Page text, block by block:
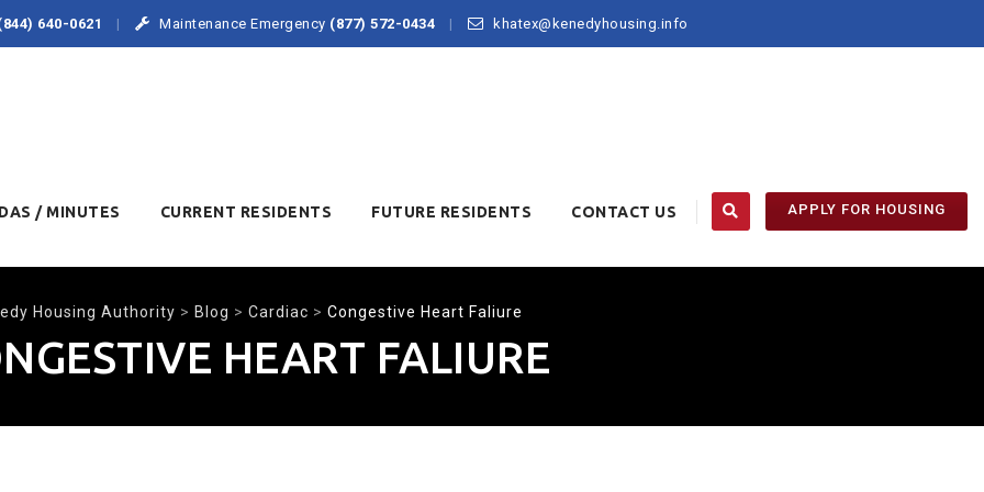
640-0621 Maintenance Emergency (877) 572-0434 khatex@kenedyhousing.info
APPLY FOR HOUSING
/ MINUTES CURRENT RESIDENTS FUTURE RESIDENTS CONTACT US
Housing Authority > Blog > Cardiac > Congestive Heart Faliure
HEART FALIURE